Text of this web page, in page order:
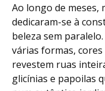
Ao longo de meses,
dedicaram-se à
beleza sem
várias formas,
revestem ruas
glicínias e papoilas